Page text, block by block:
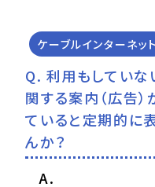
ケーブルインターネット
利用もしてい
関する案内（広告
ていると定期的に
んか？